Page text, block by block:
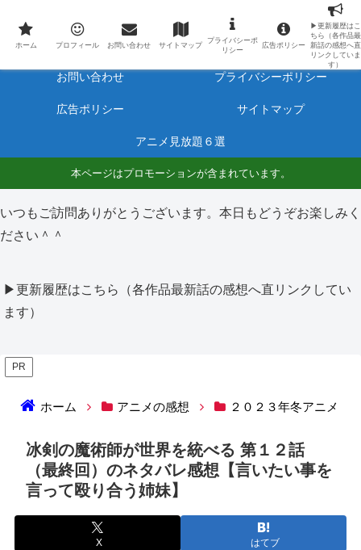
最新アニメのあらすじと感想をネタバレ有りで毎日更新しています。
ホーム プロフィール
お問い合わせ プライバシーポリシー
広告ポリシー サイトマップ
アニメ見放題６選
本ページはプロモーションが含まれています。
いつもご訪問ありがとうございます。本日もどうぞお楽しみく
ださい＾＾
▶更新履歴はこちら（各作品最新話の感想へ直リンクしてい
ます）
PR
ホーム アニメの感想 ２０２３年冬アニメ
冰剣の魔術師が世界を統べる 第１２話
（最終回）のネタバレ感想【言いたい事を
言って殴り合う姉妹】
X はてブ
ホーム プロフィール お問い合わせ サイトマップ
プライバシーポ
リシー
広告ポリシー
▶更新履歴はこ
ちら（各作品最
新話の感想へ直
リンクしていま
す）